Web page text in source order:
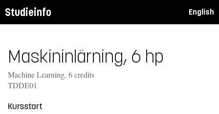
Studieinfo English
Maskininlärning, 6 hp
Machine Learning, 6 credits
TDDE01
Kursstart